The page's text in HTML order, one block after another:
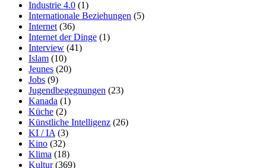
Industrie 4.0 (1)
Internationale Beziehungen (5)
Internet (36)
Internet der Dinge (1)
Interview (41)
Islam (10)
Jeunes (20)
Jobs (9)
Jugendbegegnungen (23)
Kanada (1)
Küche (2)
Künstliche Intelligenz (26)
KI / IA (3)
Kino (32)
Klima (18)
Kultur(369)